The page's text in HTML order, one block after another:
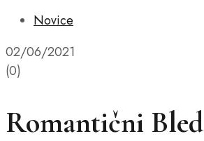
Novice
02/06/2021
(0)
Romantični Bled